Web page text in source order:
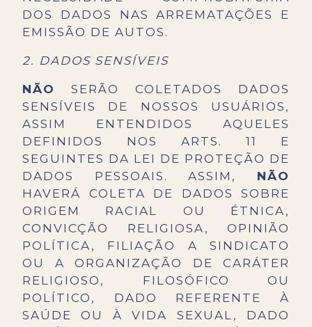
DOS DADOS NAS ARREMATAÇÕES E
EMISSÃO DE AUTOS.
2. DADOS SENSÍVEIS
NÃO
SERÃO COLETADOS DADOS
SENSÍVEIS DE NOSSOS USUÁRIOS,
ASSIM ENTENDIDOS AQUELES
DEFINIDOS NOS ARTS. 11 E
SEGUINTES DA LEI DE PROTEÇÃO DE
DADOS PESSOAIS. ASSIM, NÃO
HAVERÁ COLETA DE DADOS SOBRE
ORIGEM RACIAL OU ÉTNICA,
CONVICÇÃO RELIGIOSA, OPINIÃO
POLÍTICA, FILIAÇÃO A SINDICATO
OU A ORGANIZAÇÃO DE CARÁTER
RELIGIOSO, FILOSÓFICO OU
POLÍTICO, DADO REFERENTE À
SAÚDE OU À VIDA SEXUAL, DADO